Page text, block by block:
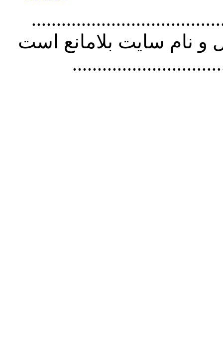
استفاده از
نام سايت بلامانع است